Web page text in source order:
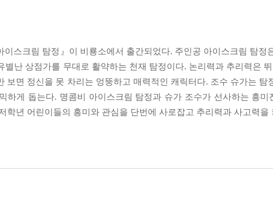
스크림 탐정』이 비룡소에서 출간되었다. 주인공 아이스크림 탐정
난 상점가를 무대로 활약하는 천재 탐정이다. 논리력과 추리력은
보면 정신을 못 차리는 엉뚱하고 매력적인 캐릭터다. 조수 슈가는 탐
하게 돕는다. 명콤비 아이스크림 탐정과 슈가 조수가 선사하는 흥미
학년 어린이들의 흥미와 관심을 단번에 사로잡고 추리력과 사고력을